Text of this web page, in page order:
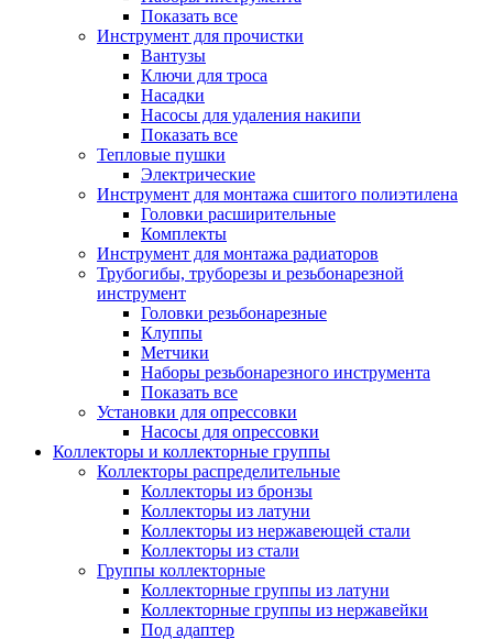
Показать все
Инструмент для прочистки
Вантузы
Ключи для троса
Насадки
Насосы для удаления накипи
Показать все
Тепловые пушки
Электрические
Инструмент для монтажа сшитого полиэтилена
Головки расширительные
Комплекты
Инструмент для монтажа радиаторов
Трубогибы, труборезы и резьбонарезной
инструмент
Головки резьбонарезные
Клуппы
Метчики
Наборы резьбонарезного инструмента
Показать все
Установки для опрессовки
Насосы для опрессовки
Коллекторы и коллекторные группы
Коллекторы распределительные
Коллекторы из бронзы
Коллекторы из латуни
Коллекторы из нержавеющей стали
Коллекторы из стали
Группы коллекторные
Коллекторные группы из латуни
Коллекторные группы из нержавейки
Под адаптер